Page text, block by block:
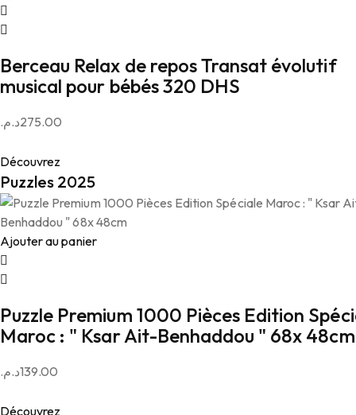
Berceau Relax de repos Transat évolutif
musical pour bébés 320 DHS
275.00د.م.
Découvrez
Puzzles 2025
Ajouter au panier
Puzzle Premium 1000 Pièces Edition
Maroc : " Ksar Ait-Benhaddou " 68x 48cm
139.00د.م.
Découvrez